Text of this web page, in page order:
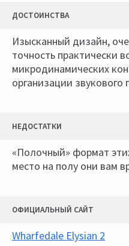
ДОСТОИНСТВА
Изысканный дизайн,
точность практически
микродинамических
организации звукового
НЕДОСТАТКИ
«Полочный» формат
место на полу они вам
ОФИЦИАЛЬНЫЙ САЙТ
Wharfedale Elysian 2